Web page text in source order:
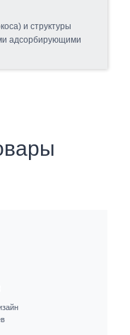
и структуры
адсорбирующими